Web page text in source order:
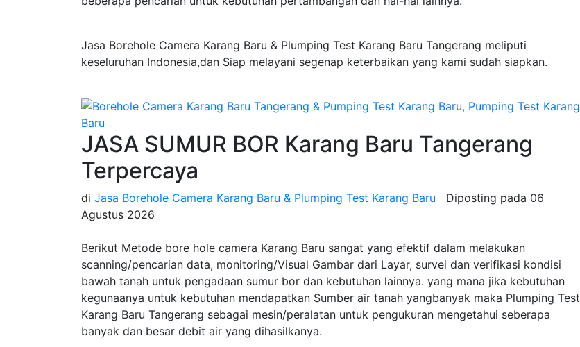
Jasa Borehole Camera Karang Baru & Plumping Test Karang Baru Tangerang meliputi
keseluruhan Indonesia,dan Siap melayani segenap keterbaikan yang kami sudah siapkan.
JASA SUMUR BOR Karang Baru Tangerang
Terpercaya
di Jasa Borehole Camera Karang Baru & Plumping Test Karang Baru Diposting pada 06
Agustus 2026
Berikut Metode bore hole camera Karang Baru sangat yang efektif dalam melakukan
scanning/pencarian data, monitoring/Visual Gambar dari Layar, survei dan verifikasi kondisi
bawah tanah untuk pengadaan sumur bor dan kebutuhan lainnya. yang mana jika kebutuhan
kegunaanya untuk kebutuhan mendapatkan Sumber air tanah yangbanyak maka Plumping Test
Karang Baru Tangerang sebagai mesin/peralatan untuk pengukuran mengetahui seberapa
banyak dan besar debit air yang dihasilkanya.